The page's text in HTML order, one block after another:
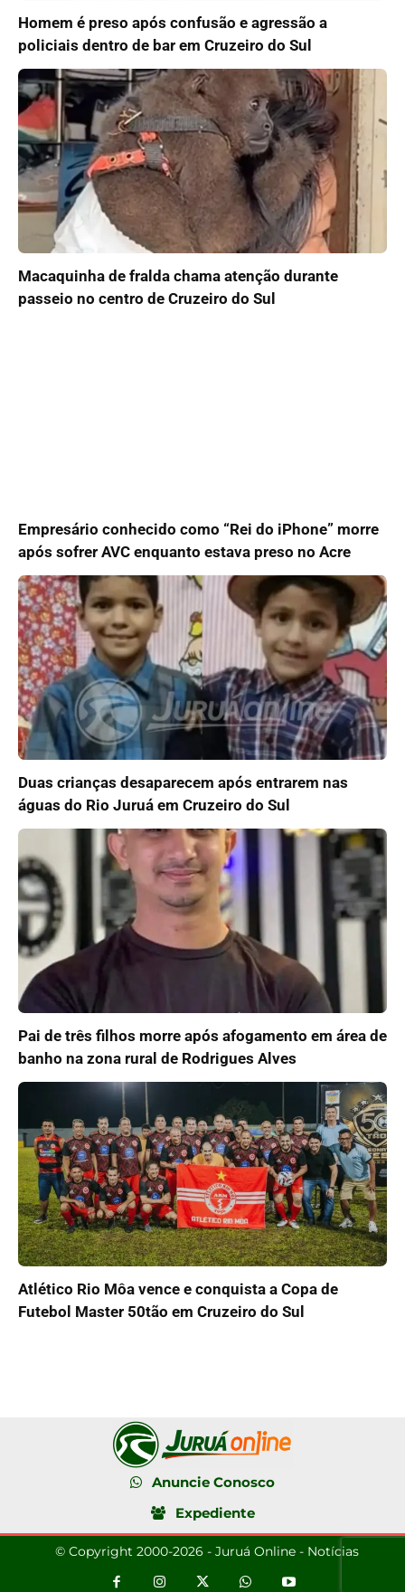
Homem é preso após confusão e agressão a
policiais dentro de bar em Cruzeiro do Sul
Macaquinha de fralda chama atenção durante
passeio no centro de Cruzeiro do Sul
Empresário conhecido como “Rei do iPhone” morre
após sofrer AVC enquanto estava preso no Acre
Duas crianças desaparecem após entrarem nas
águas do Rio Juruá em Cruzeiro do Sul
Pai de três filhos morre após afogamento em área de
banho na zona rural de Rodrigues Alves
Atlético Rio Môa vence e conquista a Copa de
Futebol Master 50tão em Cruzeiro do Sul
Anuncie Conosco
Expediente
© Copyright 2000-2026 - Juruá Online - Notícias